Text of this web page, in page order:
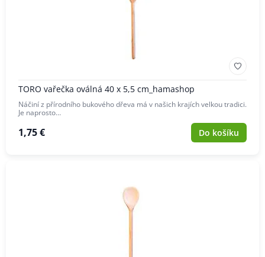
TORO vařečka oválná 40 x 5,5 cm_hamashop
Náčiní z přírodního bukového dřeva má v našich krajích velkou tradici.
Je naprosto…
1,75 € Do košíku